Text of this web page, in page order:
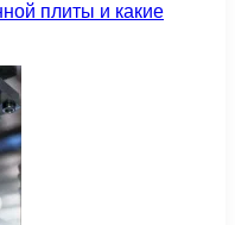
плиты и какие